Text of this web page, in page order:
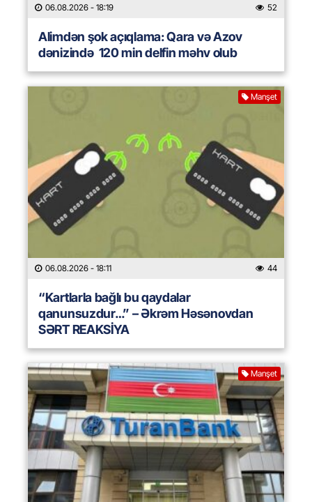
06.08.2026 - 18:19 52
Alimdən şok açıqlama: Qara və Azov
dənizində 120 min delfin məhv olub
Manşet
06.08.2026 - 18:11 44
“Kartlarla bağlı bu qaydalar
qanunsuzdur…” – Əkrəm Həsənovdan
SƏRT REAKSİYA
Manşet